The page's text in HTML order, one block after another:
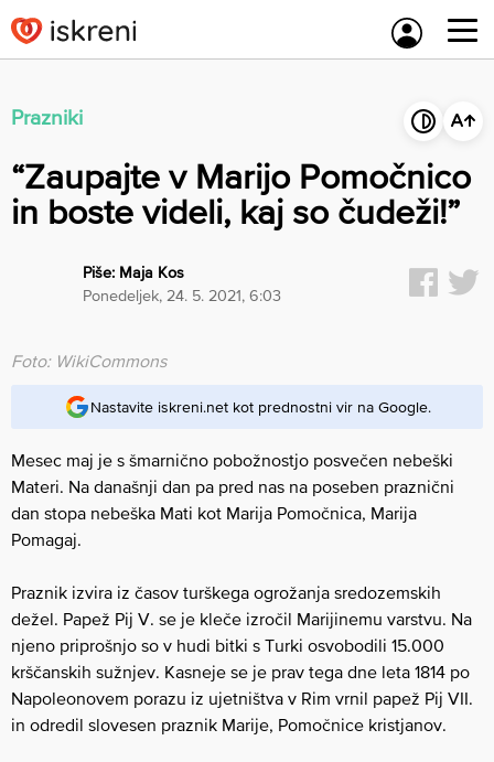
to
content
Prazniki
“Zaupajte v Marijo Pomočnico
in boste videli, kaj so čudeži!”
Piše: Maja Kos
ponedeljek, 24. 5. 2021, 6:03
Foto: WikiCommons
Nastavite iskreni.net kot prednostni vir na Google.
Mesec maj je s šmarnično pobožnostjo posvečen nebeški
Materi. Na današnji dan pa pred nas na poseben praznični
dan stopa nebeška Mati kot Marija Pomočnica, Marija
Pomagaj.
Praznik izvira iz časov turškega ogrožanja sredozemskih
dežel. Papež Pij V. se je kleče izročil Marijinemu varstvu. Na
njeno priprošnjo so v hudi bitki s Turki osvobodili 15.000
krščanskih sužnjev. Kasneje se je prav tega dne leta 1814 po
Napoleonovem porazu iz ujetništva v Rim vrnil papež Pij VII.
in odredil slovesen praznik Marije, Pomočnice kristjanov.